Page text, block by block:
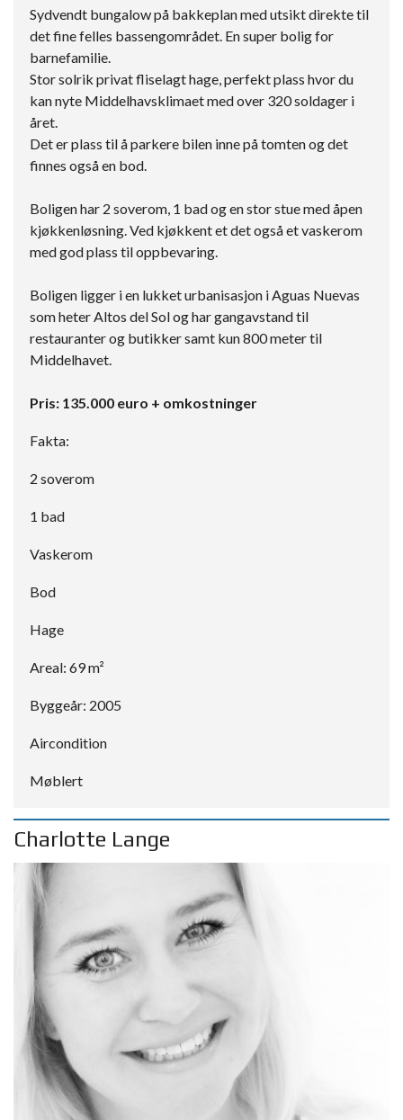
Sydvendt bungalow på bakkeplan med utsikt direkte til
det fine felles bassengområdet. En super bolig for
barnefamilie.
Stor solrik privat fliselagt hage, perfekt plass hvor du
kan nyte Middelhavsklimaet med over 320 soldager i
året.
Det er plass til å parkere bilen inne på tomten og det
finnes også en bod.
Boligen har 2 soverom, 1 bad og en stor stue med åpen
kjøkkenløsning. Ved kjøkkent et det også et vaskerom
med god plass til oppbevaring.
Boligen ligger i en lukket urbanisasjon i Aguas Nuevas
som heter Altos del Sol og har gangavstand til
restauranter og butikker samt kun 800 meter til
Middelhavet.
Pris: 135.000 euro + omkostninger
Fakta:
2 soverom
1 bad
Vaskerom
Bod
Hage
Areal: 69 m²
Byggeår: 2005
Aircondition
Møblert
Charlotte Lange